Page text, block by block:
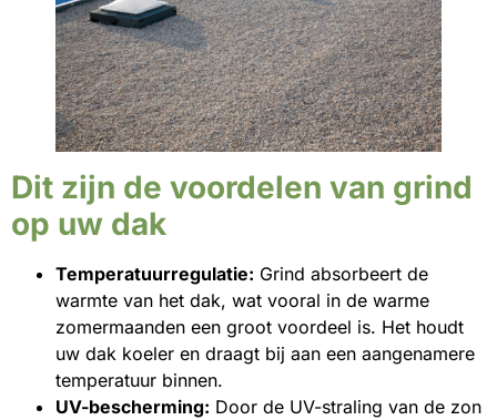
Dit zijn de voordelen van grind
op uw dak
Temperatuurregulatie: Grind absorbeert de
warmte van het dak, wat vooral in de warme
zomermaanden een groot voordeel is. Het houdt
uw dak koeler en draagt bij aan een aangenamere
temperatuur binnen.
UV-bescherming: Door de UV-straling van de zon